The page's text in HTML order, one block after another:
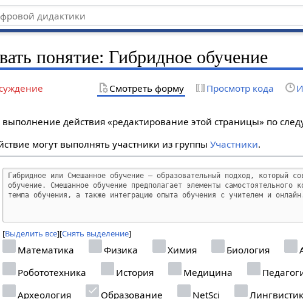
понятие: Гибридное обучение
Смотреть форму Просмотр кода
выполнение действия «редактирование этой страницы» по
могут выполнять участники из группыУчастники.
Выделить все Снять выделение
Математика Физика Химия Биология
Робототехника
История Медицина
Археология
Образование NetSci